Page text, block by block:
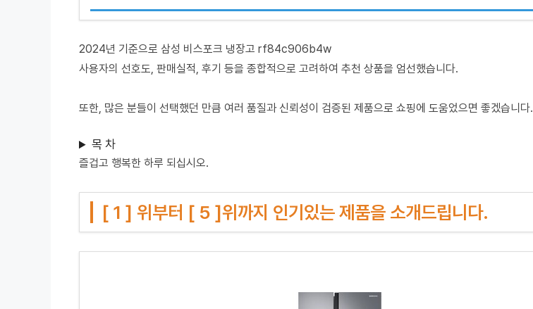
2024년 기준으로 삼성 비스포크 냉장고 rf84c906b4w
사용자의 선호도, 판매실적, 후기 등을 종합적으로 고려하여 추천 상품을 엄선했습니다.
또한, 많은 분들이 선택했던 만큼 여러 품질과 신뢰성이 검증된 제품으로 쇼핑에 도움었으면 좋겠습니다.
목 차
즐겁고 행복한 하루 되십시오.
[ 1 ] 위부터 [ 5 ]위까지 인기있는 제품을 소개드립니다.